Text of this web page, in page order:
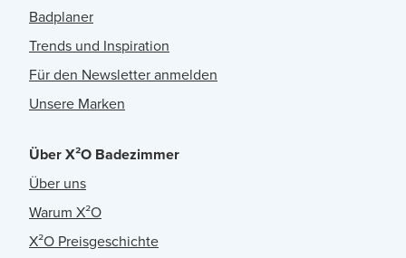
Badplaner
Trends und Inspiration
Für den Newsletter anmelden
Unsere Marken
Über X²O Badezimmer
Über uns
Warum X²O
X²O Preisgeschichte